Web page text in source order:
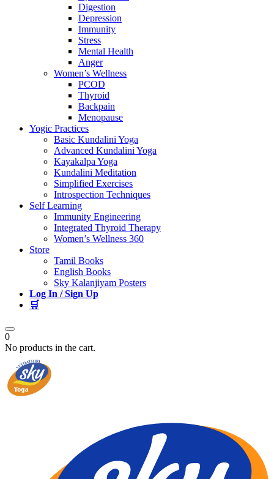
Digestion
Depression
Immunity
Stress
Mental Health
Anger
Women’s Wellness
PCOD
Thyroid
Backpain
Menopause
Yogic Practices
Basic Kundalini Yoga
Advanced Kundalini Yoga
Kayakalpa Yoga
Kundalini Meditation
Simplified Exercises
Introspection Techniques
Self Learning
Immunity Engineering
Integrated Thyroid Therapy
Women’s Wellness 360
Store
Tamil Books
English Books
Sky Kalanjiyam Posters
Log In / Sign Up
🛒
0
No products in the cart.